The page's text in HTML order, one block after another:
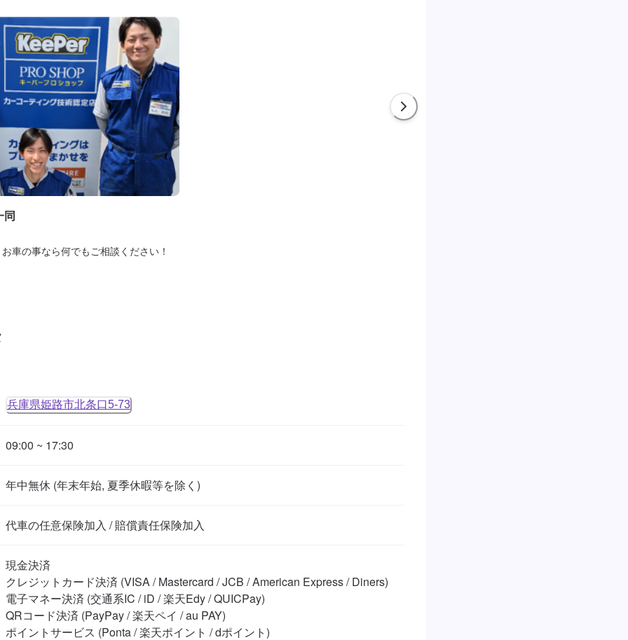
同
車の事なら何でもご相談ください！
兵庫県姫路市北条口5-73
09:00 ~ 17:30
年中無休 (年末年始, 夏季休暇等を除く)
代車の任意保険加入 / 賠償責任保険加入
現金決済
クレジットカード決済 (VISA / Mastercard / JCB / American Express / Diners)
電子マネー決済 (交通系IC / iD / 楽天Edy / QUICPay)
QRコード決済 (PayPay / 楽天ペイ / au PAY)
ポイントサービス (Ponta / 楽天ポイント / dポイント)